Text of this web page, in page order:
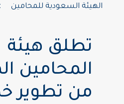
الهيئة السعودية للمحامين
تطلق هيئة
من تطوير